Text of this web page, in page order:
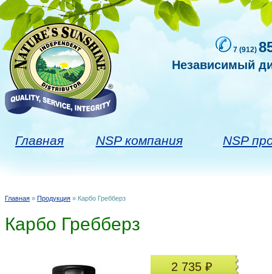
7 (912)
Независимый
Главная NSP компания NSP
Вы здесь
Главная » Продукция » Карбо Гребберз
Карбо Гребберз
2 735 ₽